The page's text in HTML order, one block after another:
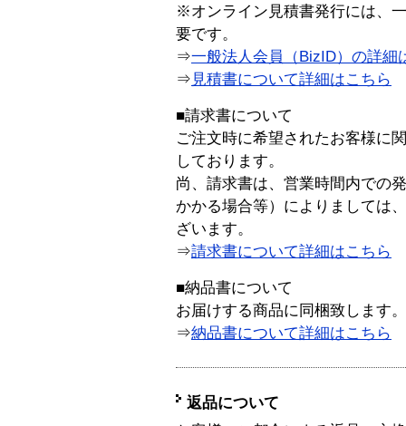
※オンライン見積書発行には、
要です。
⇒一般法人会員（BizID）の詳細
⇒ 見積書について詳細はこちら
■請求書について
ご注文時に希望されたお客様に
しております。
尚、請求書は、営業時間内での
かかる場合等）によりましては
ざいます。
⇒請求書について詳細はこちら
■納品書について
お届けする商品に同梱致します。
⇒納品書について詳細はこちら
返品について